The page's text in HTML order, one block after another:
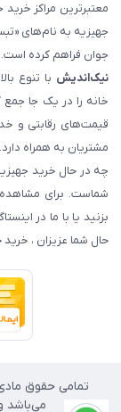
معتبرترین مراکز
جهیزیه به نام‌های
جوان فراهم کرده است.
نیک‌اندیش با تنوع
خانه را در یک جا جمع
قیمت‌های رقابتی و
مشتریان به همراه دارد.
چه در حال خرید
شماست. برای
بزنید یا با ما در
حال شما عزیزان ،
تمامی حقوق
می‌باشد